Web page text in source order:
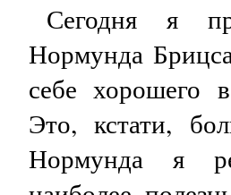
Сегодня я
Нормунда
себе хорошего
Это, кстати,
Нормунда я